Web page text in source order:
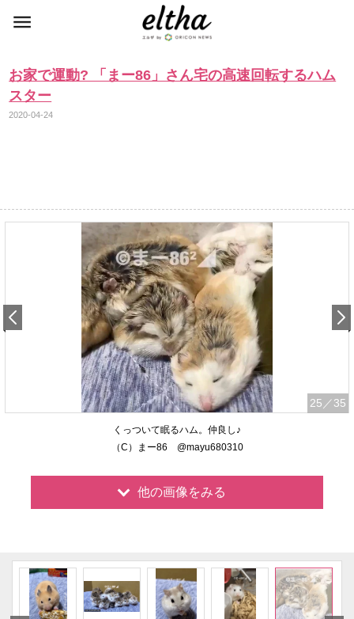
お家で運動? 「まー86」さん宅の高速回転するハム
スター
2020-04-24
25 ／35
くっついて眠るハム。仲良し♪
（C）まー86 @mayu680310
他の画像をみる